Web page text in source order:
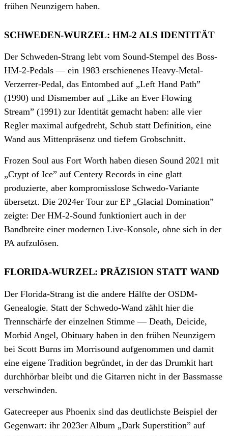
frühen Neunzigern haben.
SCHWEDEN-WURZEL: HM-2 ALS IDENTITÄT
Der Schweden-Strang lebt vom Sound-Stempel des Boss-
HM-2-Pedals — ein 1983 erschienenes Heavy-Metal-
Verzerrer-Pedal, das Entombed auf „Left Hand Path”
(1990) und Dismember auf „Like an Ever Flowing
Stream” (1991) zur Identität gemacht haben: alle vier
Regler maximal aufgedreht, Schub statt Definition, eine
Wand aus Mittenpräsenz und tiefem Grobschnitt.
Frozen Soul aus Fort Worth haben diesen Sound 2021 mit
„Crypt of Ice” auf Centery Records in eine glatt
produzierte, aber kompromisslose Schwedo-Variante
übersetzt. Die 2024er Tour zur EP „Glacial Domination”
zeigte: Der HM-2-Sound funktioniert auch in der
Bandbreite einer modernen Live-Konsole, ohne sich in der
PA aufzulösen.
FLORIDA-WURZEL: PRÄZISION STATT WAND
Der Florida-Strang ist die andere Hälfte der OSDM-
Genealogie. Statt der Schwedo-Wand zählt hier die
Trennschärfe der einzelnen Stimme — Death, Deicide,
Morbid Angel, Obituary haben in den frühen Neunzigern
bei Scott Burns im Morrisound aufgenommen und damit
eine eigene Tradition begründet, in der das Drumkit hart
durchhörbar bleibt und die Gitarren nicht in der Bassmasse
verschwinden.
Gatecreeper aus Phoenix sind das deutlichste Beispiel der
Gegenwart: ihr 2023er Album „Dark Superstition” auf